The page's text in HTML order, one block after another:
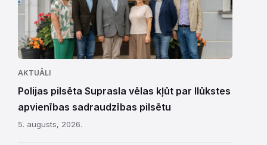
AKTUĀLI
Polijas pilsēta Suprasla vēlas kļūt par Ilūkstes
apvienības sadraudzības pilsētu
5. augusts, 2026.